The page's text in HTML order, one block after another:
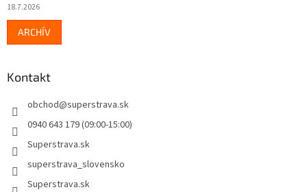
18.7.2026
ARCHÍV
Kontakt
obchod@superstrava.sk
0940 643 179 (09:00-15:00)
Superstrava.sk
superstrava_slovensko
Superstrava.sk